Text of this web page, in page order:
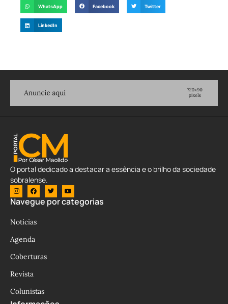
WhatsApp Facebook Twitter
LinkedIn
O portal dedicado a destacar a essência e o brilho da sociedade
sobralense.
Navegue por categorias
Notícias
Agenda
Coberturas
Revista
Colunistas